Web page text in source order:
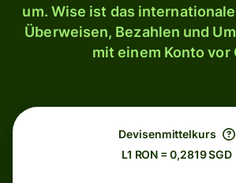
um. Wise ist das
Überweisen, Bezahlen und
mit einem Konto vor
Devisenmittelkurs
L1 RON = 0,2819 SGD